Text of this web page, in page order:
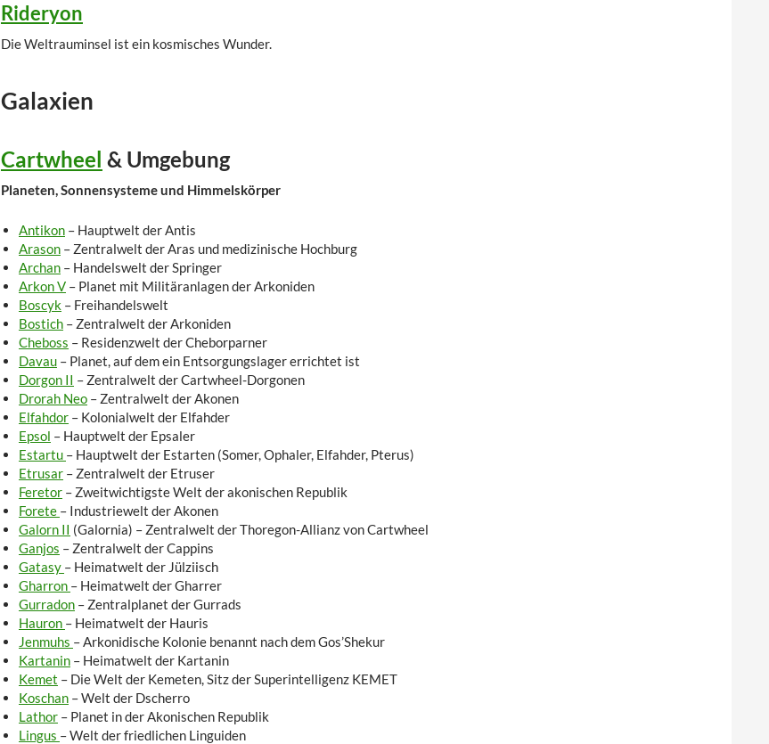
Rideryon
Die Weltrauminsel ist ein kosmisches Wunder.
Galaxien
Cartwheel & Umgebung
Planeten, Sonnensysteme und Himmelskörper
Antikon– Hauptwelt der Antis
Arason– Zentralwelt der Aras und medizinische Hochburg
Archan– Handelswelt der Springer
Arkon V– Planet mit Militäranlagen der Arkoniden
Boscyk– Freihandelswelt
Bostich– Zentralwelt der Arkoniden
Cheboss – Residenzwelt der Cheborparner
Davau– Planet, auf dem ein Entsorgungslager errichtet ist
Dorgon II – Zentralwelt der Cartwheel-Dorgonen
Drorah Neo– Zentralwelt der Akonen
Elfahdor– Kolonialwelt der Elfahder
Epsol – Hauptwelt der Epsaler
Estartu – Hauptwelt der Estarten (Somer, Ophaler, Elfahder, Pterus)
Etrusar– Zentralwelt der Etruser
Feretor– Zweitwichtigste Welt der akonischen Republik
Forete – Industriewelt der Akonen
Galorn II (Galornia) – Zentralwelt der Thoregon-Allianz von Cartwheel
Ganjos – Zentralwelt der Cappins
Gatasy – Heimatwelt der Jülziisch
Gharron – Heimatwelt der Gharrer
Gurradon– Zentralplanet der Gurrads
Hauron – Heimatwelt der Hauris
Jenmuhs – Arkonidische Kolonie benannt nach dem Gos’Shekur
Kartanin– Heimatwelt der Kartanin
Kemet – Die Welt der Kemeten, Sitz der Superintelligenz KEMET
Koschan– Welt der Dscherro
Lathor– Planet in der Akonischen Republik
Lingus – Welt der friedlichen Linguiden